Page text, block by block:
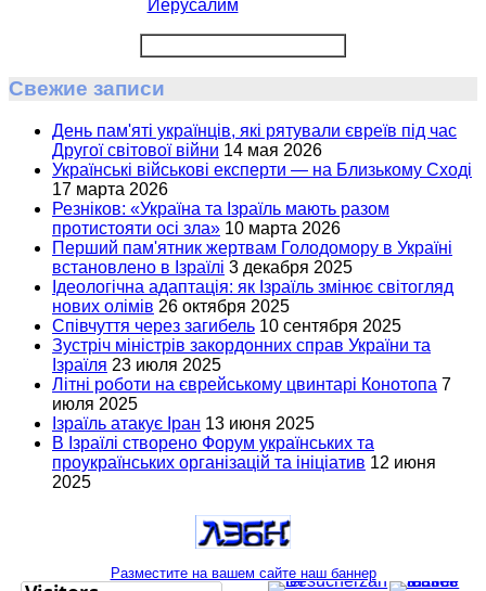
Иерусалим
Свежие записи
День пам'яті українців, які рятували євреїв під час
Другої світової війни 14 мая 2026
Українські військові експерти — на Близькому Сході
17 марта 2026
Резніков: «Україна та Ізраїль мають разом
протистояти осі зла» 10 марта 2026
Перший пам'ятник жертвам Голодомору в Україні
встановлено в Ізраїлі 3 декабря 2025
Ідеологічна адаптація: як Ізраїль змінює світогляд
нових олімів 26 октября 2025
Співчуття через загибель 10 сентября 2025
Зустріч міністрів закордонних справ України та
Ізраїля 23 июля 2025
Літні роботи на єврейському цвинтарі Конотопа 7
июля 2025
Ізраїль атакує Іран 13 июня 2025
В Ізраїлі створено Форум українських та
проукраїнських організацій та ініціатив 12 июня
2025
Разместите на вашем сайте наш баннер